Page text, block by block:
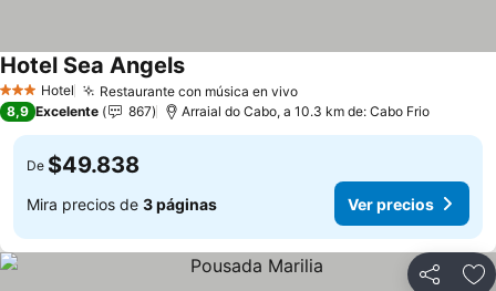
3 Estrellas
Hotel Restaurante con música en vivoVer precios
Hotel Sea AngelsVer precios
8,9 Excelente 867 Arraial do Cabo, a 10.3 km de: Cabo Frio
De $49.838
Mira precios de 3 páginas Ver precios
Compartir